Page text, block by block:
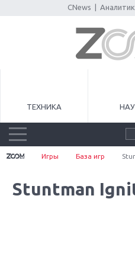
CNews
ТЕХНИКА
Игры База игр
Stuntman